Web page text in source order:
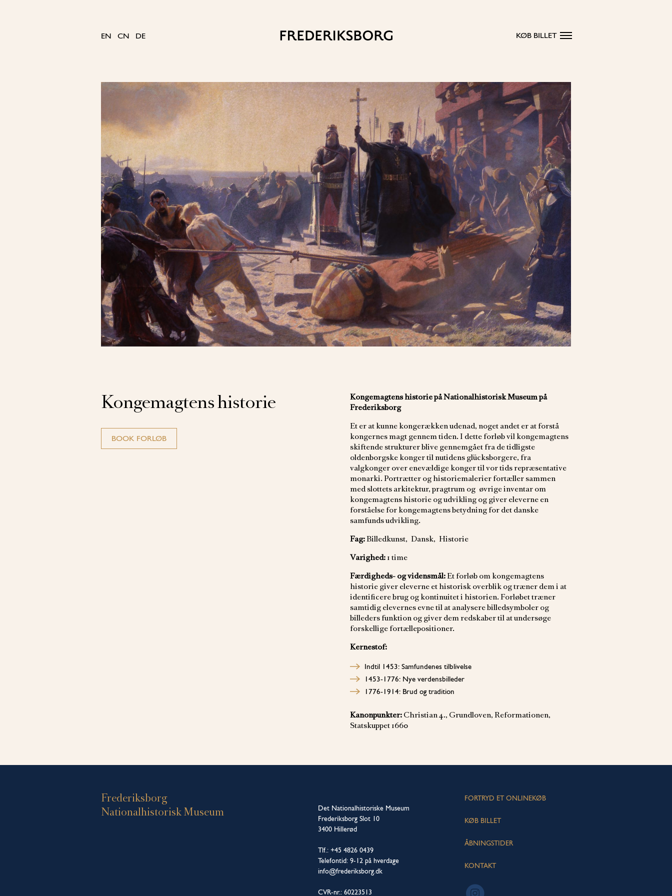
KØB BILLET
EN CN DE
Kongemagtens historie
BOOK FORLØB
Kongemagtens historie på Nationalhistorisk Museum på
Frederiksborg
Et er at kunne kongerækken udenad, noget andet er at forstå
kongernes magt gennem tiden. I dette forløb vil kongemagtens
skiftende strukturer blive gennemgået fra de tidligste
oldenborgske konger til nutidens glücksborgere, fra
valgkonger over enevældige konger til vor tids repræsentative
monarki. Portrætter og historiemalerier fortæller sammen
med slottets arkitektur, pragtrum og øvrige inventar om
kongemagtens historie og udvikling og giver eleverne en
forståelse for kongemagtens betydning for det danske
samfunds udvikling.
Fag:Billedkunst, Dansk, Historie
Varighed: 1 time
Færdigheds- og vidensmål:Et forløb om kongemagtens
historie giver eleverne et historisk overblik og træner dem i at
identificere brug og kontinuitet i historien. Forløbet træner
samtidig elevernes evne til at analysere billedsymboler og
billeders funktion og giver dem redskaber til at undersøge
forskellige fortællepositioner.
Kernestof:
Indtil 1453: Samfundenes tilblivelse
1453-1776: Nye verdensbilleder
1776-1914: Brud og tradition
Kanonpunkter: Christian 4., Grundloven, Reformationen,
Statskuppet 1660
Frederiksborg
Nationalhistorisk Museum
Det Nationalhistoriske Museum
Frederiksborg Slot 10
3400 Hillerød
Tlf.: +45 4826 0439
Telefontid: 9-12 på hverdage
info@frederiksborg.dk
CVR-nr.: 60223513
FORTRYD ET ONLINEKØB
KØB BILLET
ÅBNINGSTIDER
KONTAKT